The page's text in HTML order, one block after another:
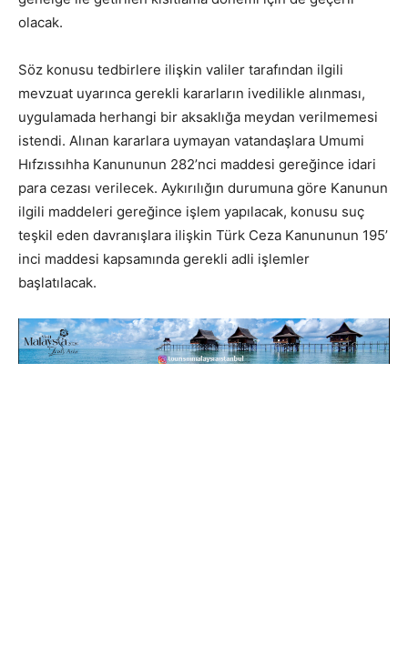
olacak.
Söz konusu tedbirlere ilişkin valiler tarafından ilgili
mevzuat uyarınca gerekli kararların ivedilikle alınması,
uygulamada herhangi bir aksaklığa meydan verilmemesi
istendi. Alınan kararlara uymayan vatandaşlara Umumi
Hıfzıssıhha Kanununun 282’nci maddesi gereğince idari
para cezası verilecek. Aykırılığın durumuna göre Kanunun
ilgili maddeleri gereğince işlem yapılacak, konusu suç
teşkil eden davranışlara ilişkin Türk Ceza Kanununun 195’
inci maddesi kapsamında gerekli adli işlemler
başlatılacak.